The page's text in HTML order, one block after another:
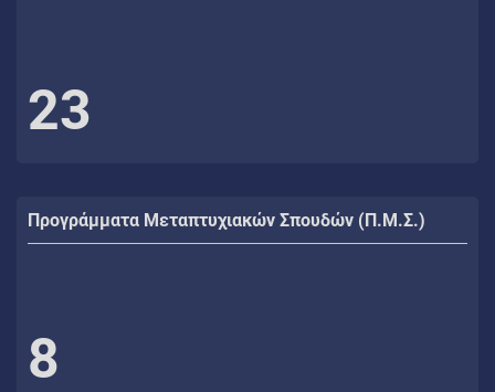
23
Προγράμματα Μεταπτυχιακών Σπουδών (Π.Μ.Σ.)
8